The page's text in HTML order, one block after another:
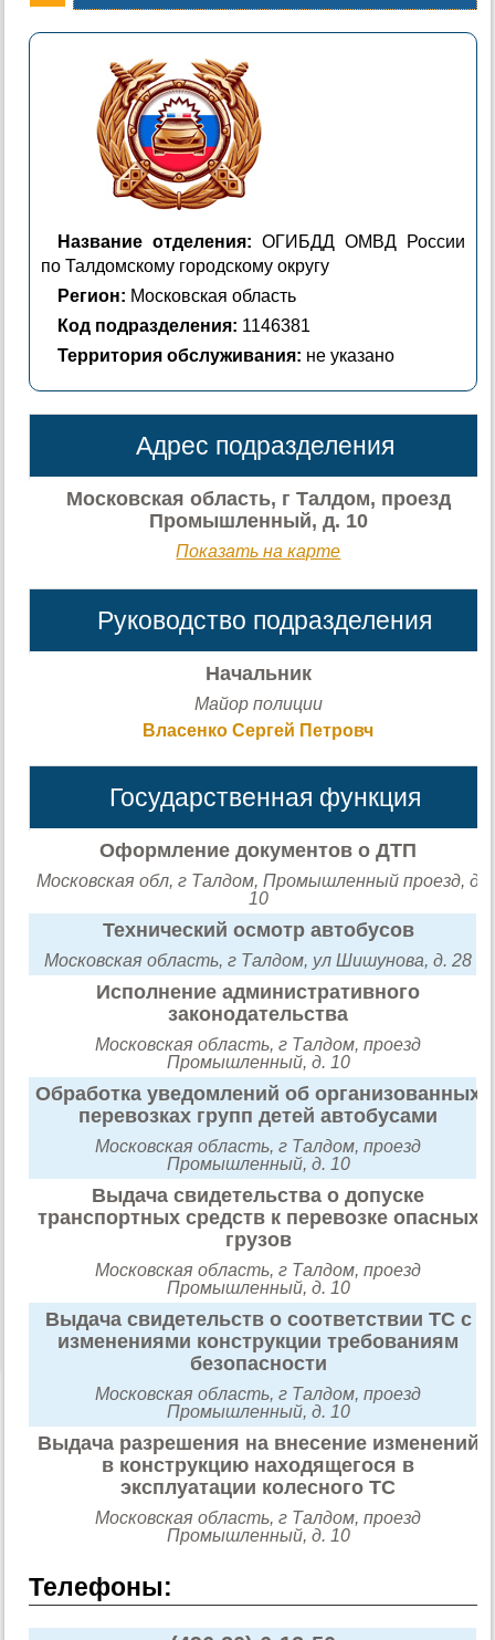
Название отделения: ОГИБДД ОМВД России
по Талдомскому городскому округу
Регион: Московская область
Код подразделения: 1146381
Территория обслуживания: не указано
Адрес подразделения
Московская область, г Талдом, проезд
Промышленный, д. 10
Показать на карте
Руководство подразделения
Начальник
Майор полиции
Власенко Сергей Петровч
Государственная функция
Оформление документов о ДТП
Московская обл, г Талдом, Промышленный проезд, д
10
Технический осмотр автобусов
Московская область, г Талдом, ул Шишунова, д. 28
Исполнение административного
законодательства
Московская область, г Талдом, проезд
Промышленный, д. 10
Обработка уведомлений об организованных
перевозках групп детей автобусами
Московская область, г Талдом, проезд
Промышленный, д. 10
Выдача свидетельства о допуске
транспортных средств к перевозке опасных
грузов
Московская область, г Талдом, проезд
Промышленный, д. 10
Выдача свидетельств о соответствии ТС с
изменениями конструкции требованиям
безопасности
Московская область, г Талдом, проезд
Промышленный, д. 10
Выдача разрешения на внесение изменений
в конструкцию находящегося в
эксплуатации колесного ТС
Московская область, г Талдом, проезд
Промышленный, д. 10
Телефоны: